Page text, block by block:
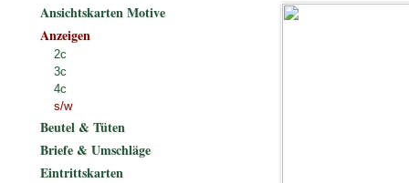
Ansichtskarten Motive
Anzeigen
2c
3c
4c
s/w
Beutel & Tüten
Briefe & Umschläge
Eintrittskarten